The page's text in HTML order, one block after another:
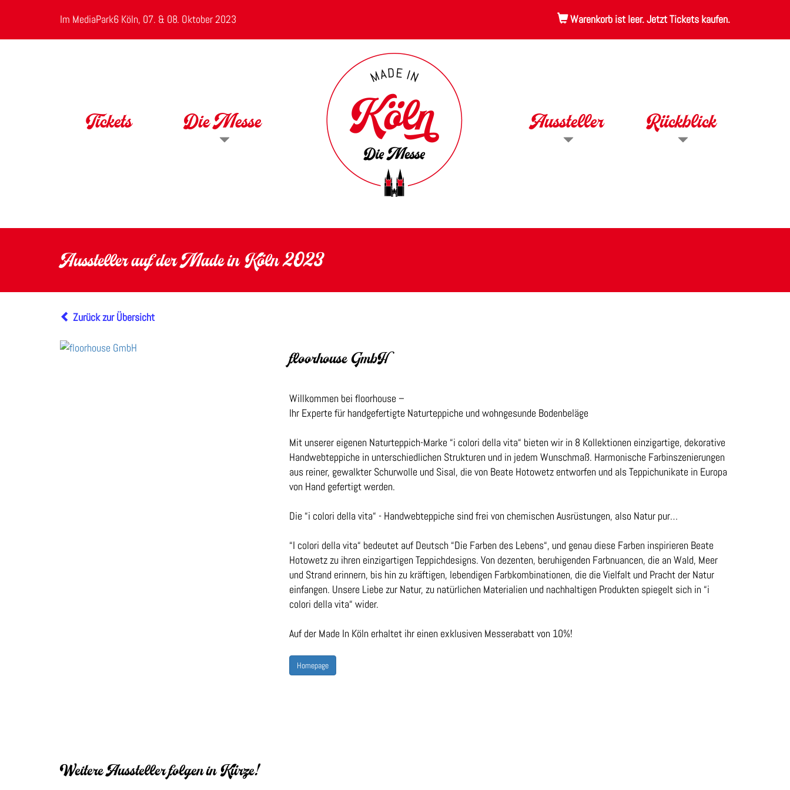
Im MediaPark6 Köln, 07. & 08. Oktober 2023 Warenkorb ist leer. Jetzt Tickets kaufen.
Tickets Die Messe Aussteller Rückblick
Aussteller auf der Made in Köln 2023
Zurück zur Übersicht
floorhouse GmbH
Willkommen bei floorhouse –
Ihr Experte für handgefertigte Naturteppiche und wohngesunde Bodenbeläge
Mit unserer eigenen Naturteppich-Marke “i colori della vita“ bieten wir in 8 Kollektionen einzigartige, dekorative
Handwebteppiche in unterschiedlichen Strukturen und in jedem Wunschmaß. Harmonische Farbinszenierungen
aus reiner, gewalkter Schurwolle und Sisal, die von Beate Hotowetz entworfen und als Teppichunikate in Europa
von Hand gefertigt werden.
Die “i colori della vita“ - Handwebteppiche sind frei von chemischen Ausrüstungen, also Natur pur…
“I colori della vita“ bedeutet auf Deutsch “Die Farben des Lebens“, und genau diese Farben inspirieren Beate
Hotowetz zu ihren einzigartigen Teppichdesigns. Von dezenten, beruhigenden Farbnuancen, die an Wald, Meer
und Strand erinnern, bis hin zu kräftigen, lebendigen Farbkombinationen, die die Vielfalt und Pracht der Natur
einfangen. Unsere Liebe zur Natur, zu natürlichen Materialien und nachhaltigen Produkten spiegelt sich in “i
colori della vita“ wider.
Auf der Made In Köln erhaltet ihr einen exklusiven Messerabatt von 10%!
Homepage
Weitere Aussteller folgen in Kürze!